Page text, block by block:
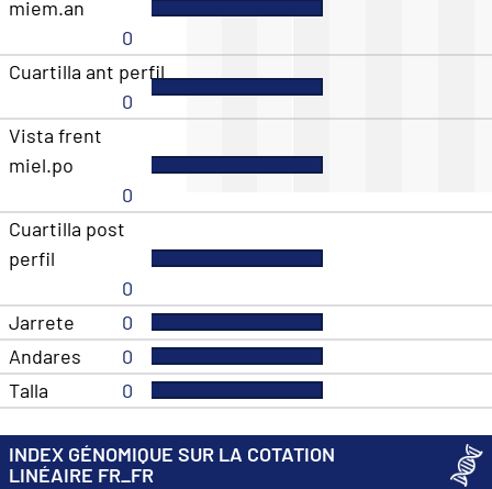
miem.an
0
Cuartilla ant perfil
0
Vista frent
miel.po
0
Cuartilla post
perfil
0
Jarrete
0
Andares
0
Talla
0
INDEX GÉNOMIQUE SUR LA COTATION
LINÉAIRE FR_FR